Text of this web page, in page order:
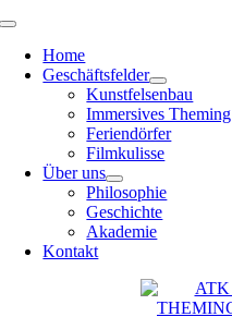
Zum
springen
Toggle
NavigationHome
Geschäftsfelder
Kunstfelsenbau
Immersives Theming
Feriendörfer
Filmkulisse
Über uns
Philosophie
Geschichte
Akademie
Kontakt